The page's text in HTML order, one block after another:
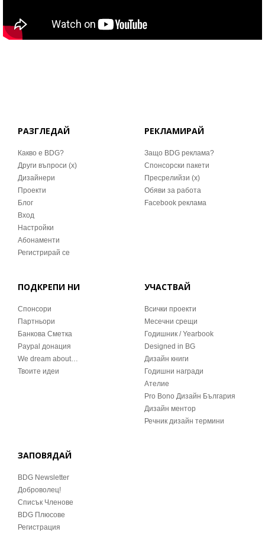
РАЗГЛЕДАЙ
Какво е BDG?
Други въпроси (x)
Дизайнери
Проекти
Блог
Вход
Настройки
Абонаменти
Регистрирай се
РЕКЛАМИРАЙ
Защо BDG реклама?
Спонсорски пакети
Пресрелийзи (x)
Обяви за работа
Facebook реклама
ПОДКРЕПИ НИ
Спонсори
Партньори
Банкова Сметка
Paypal донация
We dream about…
Твоите идеи
УЧАСТВАЙ
Всички проекти
Месечни срещи
Годишник / Yearbook
Designed in BG
Дизайн книги
Годишни награди
Ателие
Pro Bono Дизайн България
Дизайн ментор
Речник дизайн термини
ЗАПОВЯДАЙ
BDG Newsletter
Доброволец!
Списък Членове
BDG Плюсове
Регистрация